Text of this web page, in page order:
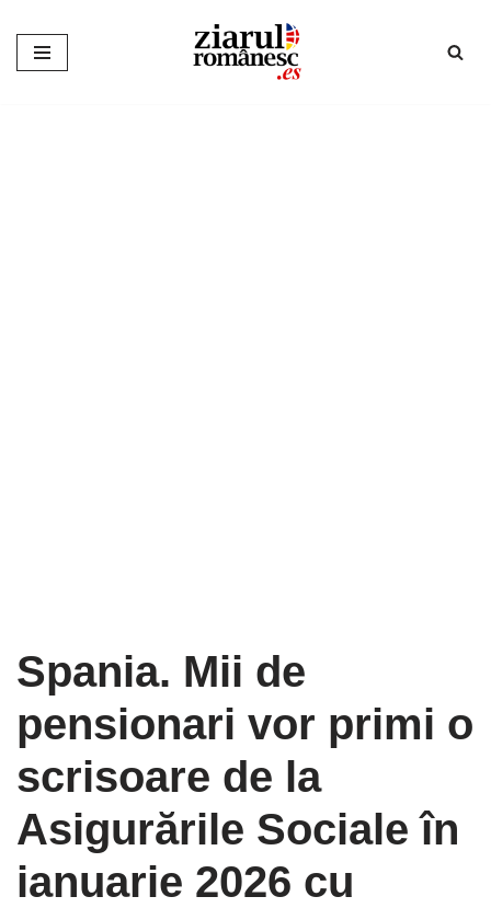
Sari
Spania. Mii de
pensionari vor primi o
scrisoare de la
Asigurările Sociale în
ianuarie 2026 cu